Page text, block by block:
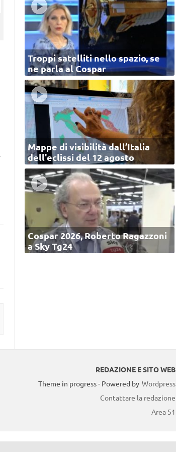
Troppi satelliti nello spazio, se
ne parla al Cospar
Mappe di visibilità dall’Italia
dell'eclissi del 12 agosto
Cospar 2026, Roberto Ragazzoni
a Sky Tg24
REDAZIONE E SITO WEB
Theme in progress - Powered by Wordpress
Contattare la redazione
Area 51